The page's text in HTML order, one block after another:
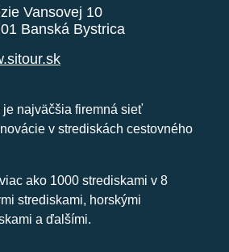
Vansovej 10
Banská Bystrica
je najväčšia firemná sieť
v strediskách cestovného
ako 1000 strediskami v 8
strediskami, horskými
a ďalšími.